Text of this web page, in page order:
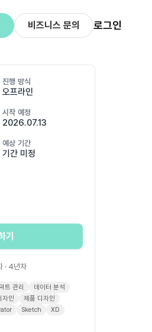
비즈니스 문의 로그인
진행 방식
오프라인
시작 예정
2026.07.13
예상 기간
기간 미정
기
· 4년차
트 관리
데이터 분석
자인
제품 디자인
Sketch
XD